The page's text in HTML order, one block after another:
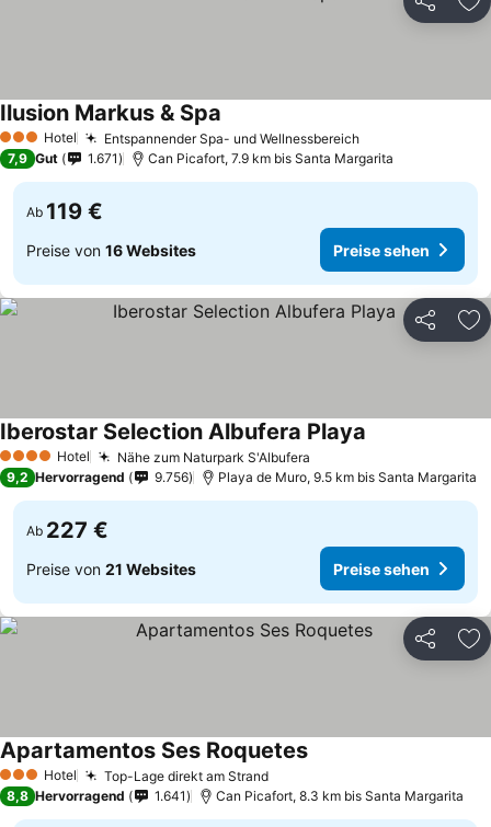
Teilen
3 SterneHotel Entspannender Spa- und Wellnessbereich
Ilusion Markus & Spa
7,9 Gut 1.671 Can Picafort, 7.9 km bis Santa Margarita
Ab 119 €
Preise von 16 Websites Preise sehen
Teilen
4 Sterne Hotel Nähe zum Naturpark S'Albufera
Iberostar Selection Albufera Playa
9,2 Hervorragend 9.756 Playa de Muro, 9.5 km bis Santa Margarita
Ab 227 €
Preise von 21 Websites Preise sehen
Teilen
3 SterneHotel Top-Lage direkt am Strand
Apartamentos Ses Roquetes
8,8 Hervorragend 1.641 Can Picafort, 8.3 km bis Santa Margarita